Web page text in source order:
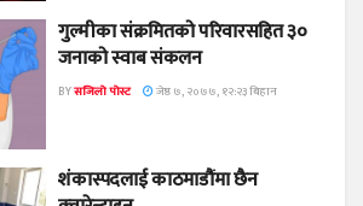
गुल्मीका संक्रमितको परिवारसहित ३०
जनाको स्वाब संकलन
BYसजिलो पोस्ट जेष्ठ ७, २०७७, १२:२३ बिहान
शंकास्पदलाई काठमाडौंमा छैन